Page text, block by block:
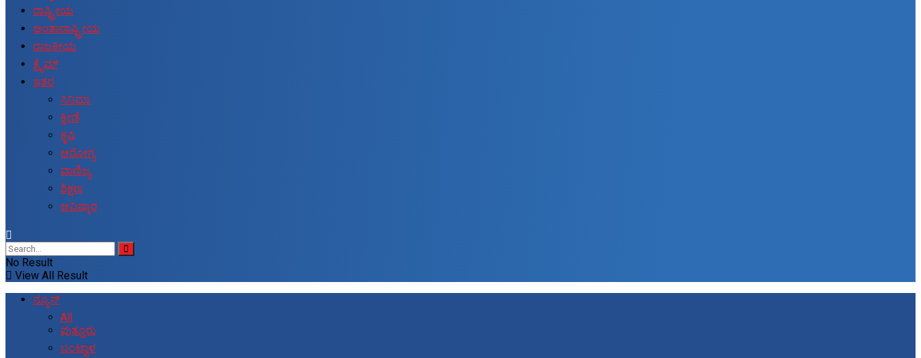
ರಾಷ್ಟ್ರೀಯ
ಅಂತಾರಾಷ್ಟ್ರೀಯ
ರಾಜಕೀಯ
ಕ್ರೈಮ್
ಇತರ
ಸಿನಿಮಾ
ಕ್ರೀಡೆ
ಕೃಷಿ
ಆರೋಗ್ಯ
ವಾಣಿಜ್ಯ
ಶಿಕ್ಷಣ
ಆವಿಷ್ಕಾರ
No Result
View All Result
ನ್ಯೂಸ್
All
ಪುತ್ತೂರು
ಬಂಟ್ವಾಳ